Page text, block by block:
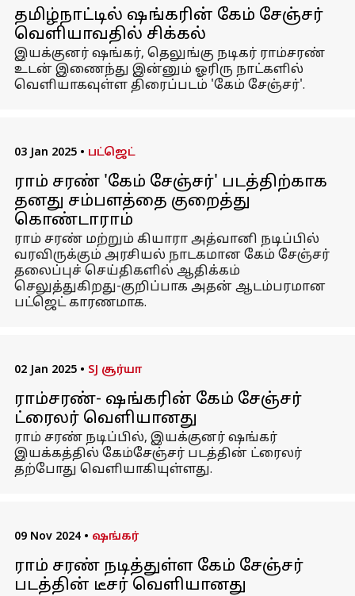
தமிழ்நாட்டில் ஷங்கரின் கேம் சேஞ்சர்
வெளியாவதில் சிக்கல்
இயக்குனர் ஷங்கர், தெலுங்கு நடிகர் ராம்சரண்
உடன் இணைந்து இன்னும் ஓரிரு நாட்களில்
வெளியாகவுள்ள திரைப்படம் 'கேம் சேஞ்சர்'.
03 Jan 2025 • பட்ஜெட்
ராம் சரண் 'கேம் சேஞ்சர்' படத்திற்காக
தனது சம்பளத்தை குறைத்து
கொண்டாராம்
ராம் சரண் மற்றும் கியாரா அத்வானி நடிப்பில்
வரவிருக்கும் அரசியல் நாடகமான கேம் சேஞ்சர்
தலைப்புச் செய்திகளில் ஆதிக்கம்
செலுத்துகிறது-குறிப்பாக அதன் ஆடம்பரமான
பட்ஜெட் காரணமாக.
02 Jan 2025 • SJ சூர்யா
ராம்சரண்- ஷங்கரின் கேம் சேஞ்சர்
ட்ரைலர் வெளியானது
ராம் சரண் நடிப்பில், இயக்குனர் ஷங்கர்
இயக்கத்தில் கேம்சேஞ்சர் படத்தின் ட்ரைலர்
தற்போது வெளியாகியுள்ளது.
09 Nov 2024 • ஷங்கர்
ராம் சரண் நடித்துள்ள கேம் சேஞ்சர்
படத்தின் டீசர் வெளியானது